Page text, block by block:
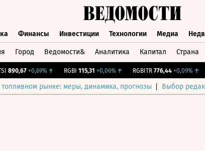
Финансы Инвестиции Технологии Медиа
Город Ведомости& Аналитика Капитал Страна
890,67 +0,69%↑ RGBI 115,31 +0,06%↑ RGBITR 776,44 +0,09%↑
топливном рынке: меры, динамика, прогнозы Выбор